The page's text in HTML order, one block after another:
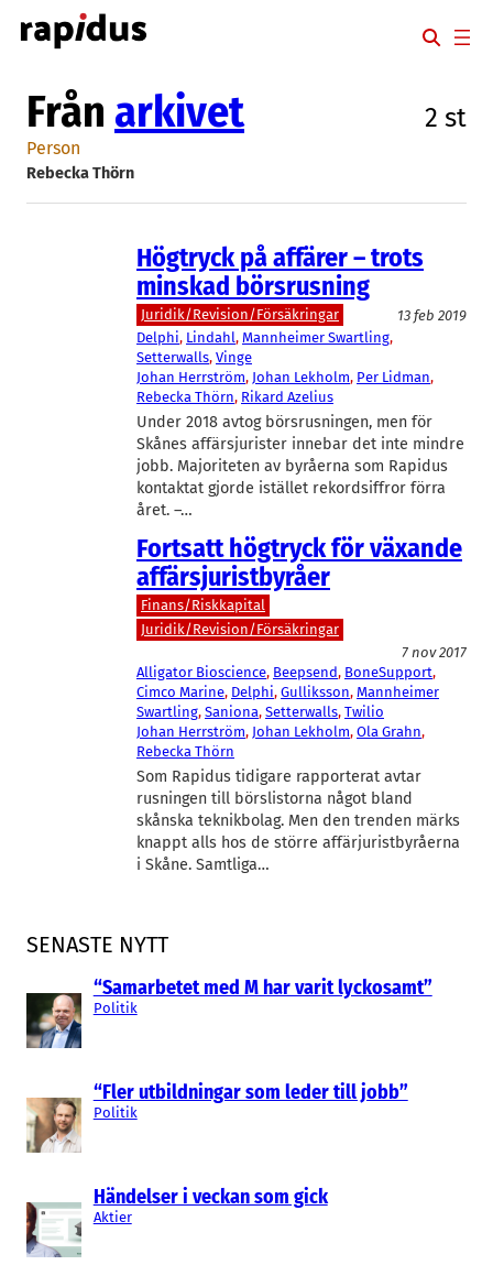
Hoppa
till
SENASTE NYTT
“Samarbetet med M har varit lyckosamt”
Politik
“Fler utbildningar som leder till jobb”
Politik
Händelser i veckan som gick
Aktier
Från arkivet 2 st
Person
Rebecka Thörn
Högtryck på affärer – trots
minskad börsrusning
Juridik/Revision/Försäkringar
13 feb 2019
Delphi, Lindahl, Mannheimer Swartling
Setterwalls, Vinge
Johan Herrström, Johan Lekholm, Per Lidman
Rebecka Thörn, Rikard Azelius
Under 2018 avtog börsrusningen, men för
Skånes affärsjurister innebar det inte mindre
jobb. Majoriteten av byråerna som Rapidus
kontaktat gjorde istället rekordsiffror förra
året. –…
Fortsatt högtryck för växande
affärsjuristbyråer
Finans/Riskkapital
Juridik/Revision/Försäkringar
7 nov 2017
Alligator Bioscience, Beepsend, BoneSupport
Cimco Marine, Delphi, Gulliksson, Mannheimer
Swartling, Saniona, Setterwalls, Twilio
Johan Herrström, Johan Lekholm, Ola Grahn
Rebecka Thörn
Som Rapidus tidigare rapporterat avtar
rusningen till börslistorna något bland
skånska teknikbolag. Men den trenden märks
knappt alls hos de större affärjuristbyråerna
i Skåne. Samtliga…